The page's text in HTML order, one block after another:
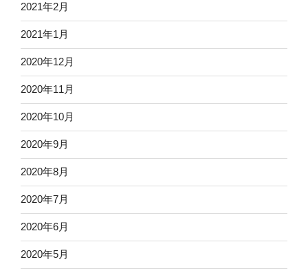
2021年2月
2021年1月
2020年12月
2020年11月
2020年10月
2020年9月
2020年8月
2020年7月
2020年6月
2020年5月